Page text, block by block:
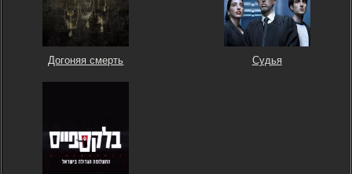
Догоняя смерть Судья